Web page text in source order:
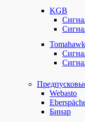
KGB
Tomahawk
Webasto
Бинар